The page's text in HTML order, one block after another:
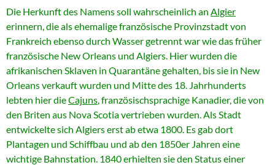
Die Herkunft des Namens soll wahrscheinlich an Algier
erinnern, die als ehemalige französische Provinzstadt von
Frankreich ebenso durch Wasser getrennt war wie das früher
französische New Orleans und Algiers. Hier wurden die
afrikanischen Sklaven in Quarantäne gehalten, bis sie in New
Orleans verkauft wurden und Mitte des 18. Jahrhunderts
lebten hier dieCajuns, französischsprachige Kanadier, die von
den Briten aus Nova Scotia vertrieben wurden. Als Stadt
entwickelte sich Algiers erst ab etwa 1800. Es gab dort
Plantagen und Schiffbau und ab den 1850er Jahren eine
wichtige Bahnstation. 1840 erhielten sie den Status einer